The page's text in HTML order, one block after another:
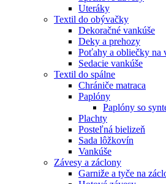
Uteráky
Textil do obývačky
Dekoračné vankúše
Deky a prehozy
Poťahy a obliečky na
Sedacie vankúše
Textil do spálne
Chrániče matraca
Paplóny
Paplóny so
Plachty
Posteľná bielizeň
Sada lôžkovín
Vankúše
Závesy a záclony
Garniže a tyče na